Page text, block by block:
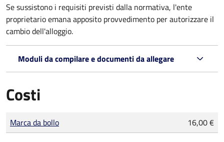
Se sussistono i requisiti previsti dalla normativa, l'ente
proprietario emana apposito provvedimento per autorizzare il
cambio dell'alloggio.
Moduli da compilare e documenti da allegare
Costi
Tipo di pagamento
Importo
Marca da bollo 16,00 €